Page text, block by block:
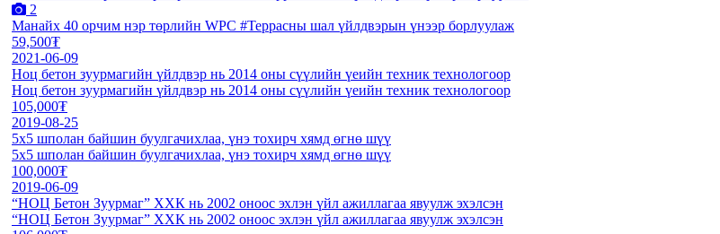
2
Манайх 40 орчим нэр төрлийн WPC #Террасны шал үйлдвэрын үнээр борлуулаж
59,500₮
2021-06-09
Ноц бетон зуурмагийн үйлдвэр нь 2014 оны сүүлийн үеийн техник технологоор
Ноц бетон зуурмагийн үйлдвэр нь 2014 оны сүүлийн үеийн техник технологоор
105,000₮
2019-08-25
5x5 шполан байшин буулгачихлаа, үнэ тохирч хямд өгнө шүү
5x5 шполан байшин буулгачихлаа, үнэ тохирч хямд өгнө шүү
100,000₮
2019-06-09
“НОЦ Бетон Зуурмаг” ХХК нь 2002 оноос эхлэн үйл ажиллагаа явуулж эхэлсэн
“НОЦ Бетон Зуурмаг” ХХК нь 2002 оноос эхлэн үйл ажиллагаа явуулж эхэлсэн